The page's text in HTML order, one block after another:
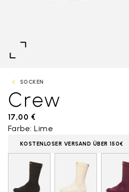
SOCKEN
Crew
17,00 €
Farbe: Lime
KOSTENLOSER VERSAND ÜBER 150€